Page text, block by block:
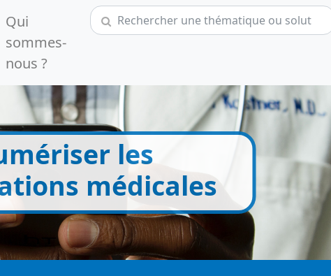
Qui
sommes-
nous ?
les
médicales